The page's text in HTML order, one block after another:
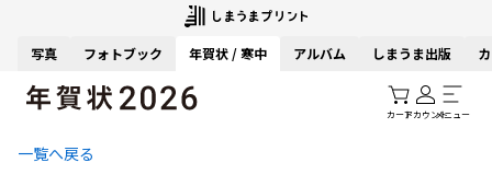
写真 フォトブック 年賀状 / 寒中 アルバム しまうま出版
カートアカウントメニュー
一覧へ戻る